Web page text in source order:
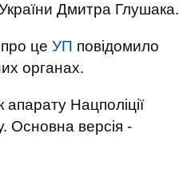
України Дмитра Глушака.
про це УП повідомило
органах.
апарату Нацполіції
Основна версія -